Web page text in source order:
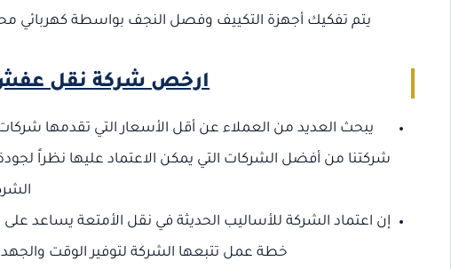
يتم تفكيك أجهزة التكييف وفصل النجف بواسطة كهربائي
ارخص شركة نقل عفش
يبحث العديد من العملاء عن أقل الأسعار التي تقدمها
شركتنا من أفضل الشركات التي يمكن الاعتماد عليها نظراً
إن اعتماد الشركة للأساليب الحديثة في نقل الأمتعة يساعد
خطة عمل تتبعها الشركة لتوفير الوقت